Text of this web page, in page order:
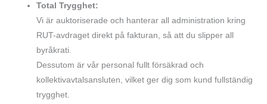
Total Trygghet:
Vi är auktoriserade och hanterar all administration kring
RUT-avdraget direkt på fakturan, så att du slipper all
byråkrati.
Dessutom är vår personal fullt försäkrad och
kollektivavtalsansluten, vilket ger dig som kund fullständig
trygghet.